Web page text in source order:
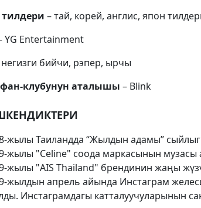
– тай, корей, англис, япон
YG Entertainment
негизги бийчи, рэпер, ырчы
фан-клубунун аталышы – Blink
жылы Таиландда “Жылдын адамы”
жылы "Celine" соода маркасынын музасы
жылы "AIS Thailand" брендинин жаңы
жылдын апрель айында Инстаграм
Инстаграмдагы катталуучуларынын